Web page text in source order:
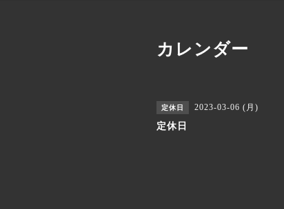
カレンダー
定休日 2023-03-06 (月)
定休日